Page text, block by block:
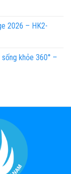
2026 – HK2-
khỏe 360° –